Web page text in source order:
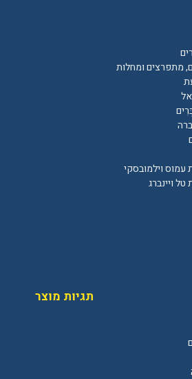
מתפרצים ומחלות
וילמובסקי
ויינברג
תגיות מוצר